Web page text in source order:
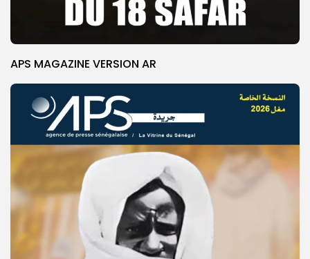
APS MAGAZINE VERSION AR